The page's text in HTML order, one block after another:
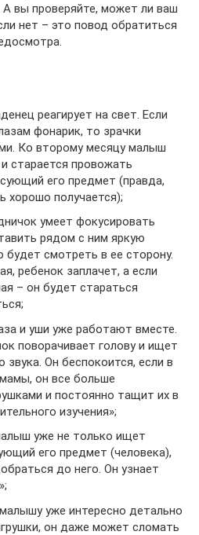
вы проверяйте, может ли ваш
нет – это повод обратиться
реагирует на свет. Если
фонарик, то зрачки
Ко второму месяцу малыш
старается провожать
его предмет (правда,
хорошо получается);
умеет фокусировать
рядом с ним яркую
будет смотреть в ее сторону.
ребенок заплачет, а если
– он будет стараться
и уши уже работают вместе.
поворачивает голову и ищет
звука. Он беспокоится, если в
он все больше
и постоянно тащит их в
изучения»;
уже не только ищет
его предмет (человека),
до него. Он узнает
уже интересно детально
он даже может сломать